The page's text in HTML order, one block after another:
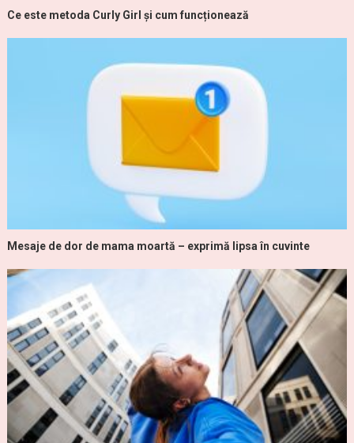
Ce este metoda Curly Girl și cum funcționează
Mesaje de dor de mama moartă – exprimă lipsa în cuvinte